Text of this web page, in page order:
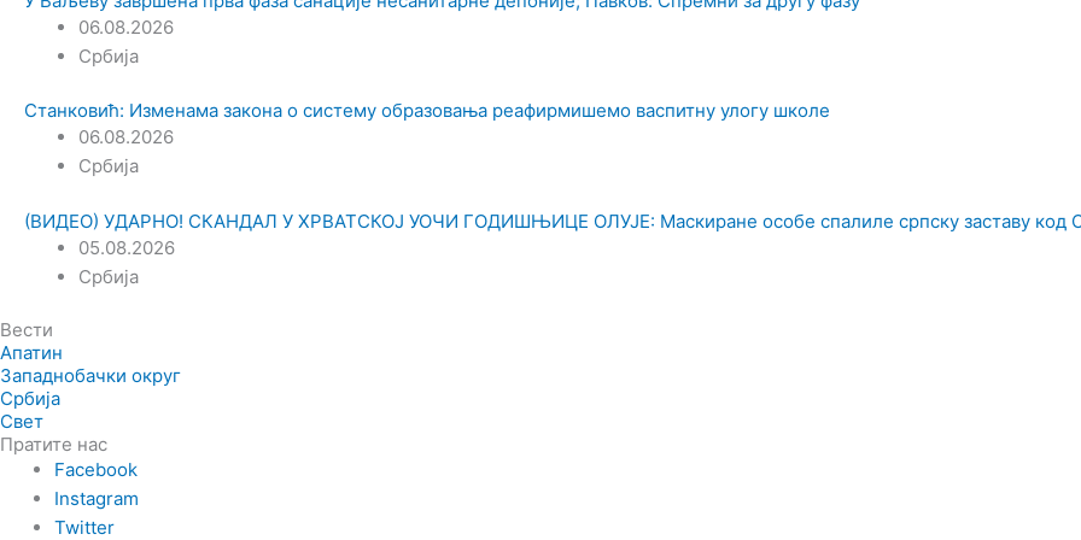
06.08.2026
Србија
Станковић: Изменама закона о систему образовања реафирмишемо васпитну улогу школе
06.08.2026
Србија
(ВИДЕО) УДАРНО! СКАНДАЛ У ХРВАТСКОЈ УОЧИ ГОДИШЊИЦЕ ОЛУЈЕ: Маскиране особе спалиле српску заставу код
05.08.2026
Србија
Вести
Апатин
Западнобачки округ
Србија
Свет
Пратите нас
Facebook
Instagram
Twitter